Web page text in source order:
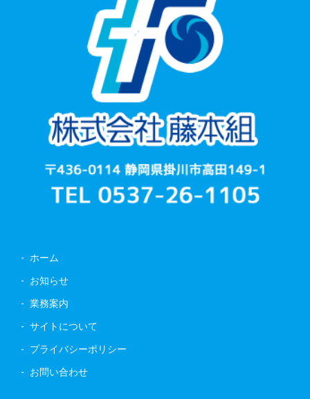
ホーム
お知らせ
業務案内
サイトについて
プライバシーポリシー
お問い合わせ